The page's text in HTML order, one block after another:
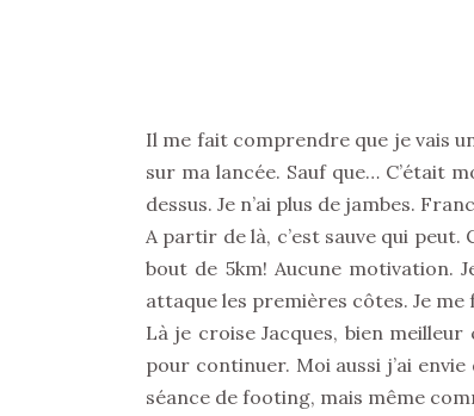
Il me fait comprendre que je vais
sur ma lancée. Sauf que… C’était
dessus. Je n’ai plus de jambes.
A partir de là, c’est sauve qui
bout de 5km! Aucune motivation.
attaque les premières côtes. Je
Là je croise Jacques, bien meilleur
pour continuer. Moi aussi j’ai
séance de footing, mais même